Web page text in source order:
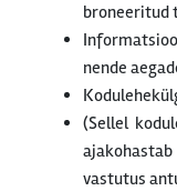
broneeritud
nende
(Sellel
vastutus